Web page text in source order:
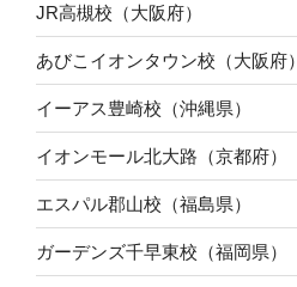
JR高槻校（大阪府）
あびこイオンタウン校（大阪府）
イーアス豊崎校（沖縄県）
イオンモール北大路（京都府）
エスパル郡山校（福島県）
ガーデンズ千早東校（福岡県）